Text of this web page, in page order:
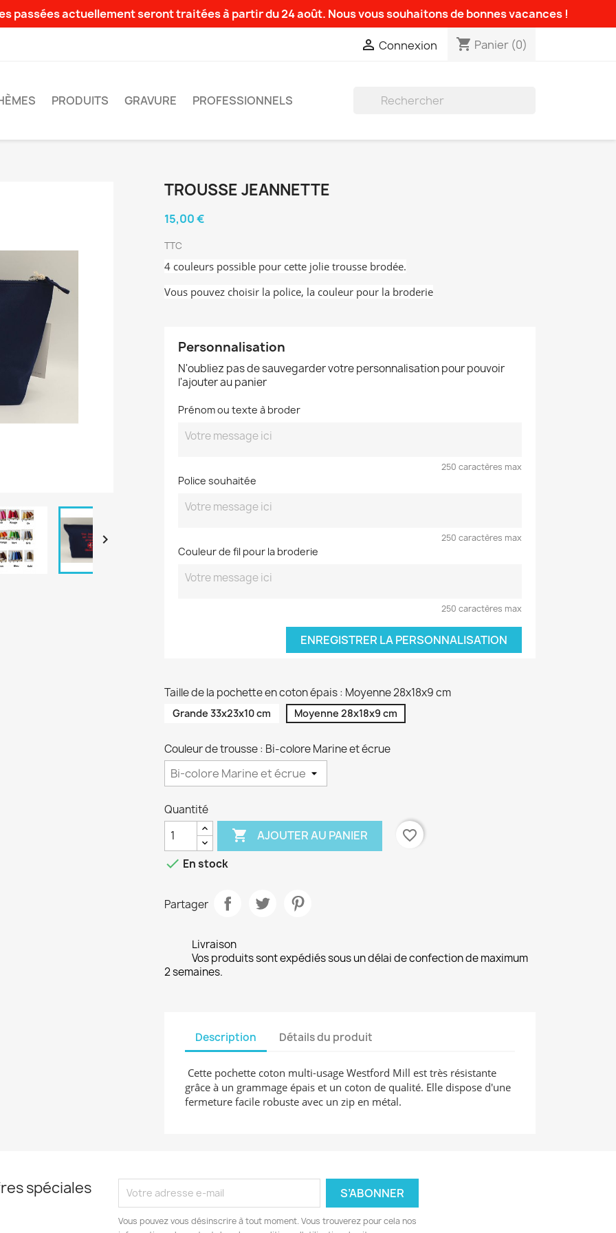
passées actuellement seront traitées à partir du 24 août. Nous vous souhaitons de bonnes vacances !
 Connexion shopping_cart Panier (0)
PRODUITS GRAVURE PROFESSIONNELS

TROUSSE JEANNETTE
15,00 €
TTC
4 couleurs possible pour cette jolie trousse brodée.
Vous pouvez choisir la police, la couleur pour la broderie
Personnalisation
N'oubliez pas de sauvegarder votre personnalisation pour pouvoir
l'ajouter au panier
Prénom ou texte à broder
250 caractères max
Police souhaitée
250 caractères max
Couleur de fil pour la broderie
250 caractères max
ENREGISTRER LA PERSONNALISATION
Taille de la pochette en coton épais : Moyenne 28x18x9 cm
Grande 33x23x10 cm Moyenne 28x18x9 cm
Couleur de trousse : Bi-colore Marine et écrue
Quantité
 AJOUTER AU PANIER
favorite_border
 En stock
Partager
Livraison
Vos produits sont expédiés sous un délai de confection de maximum
2 semaines.
Description Détails du produit
Cette pochette coton multi-usage Westford Mill est très résistante
grâce à un grammage épais et un coton de qualité. Elle dispose d'une
fermeture facile robuste avec un zip en métal.
spéciales
Vous pouvez vous désinscrire à tout moment. Vous trouverez pour cela nos